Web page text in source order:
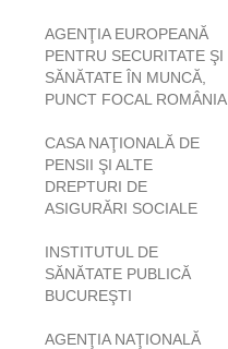
AGENŢIA EUROPEANĂ
PENTRU SECURITATE ŞI
SĂNĂTATE ÎN MUNCĂ,
PUNCT FOCAL ROMÂNIA
CASA NAŢIONALĂ DE
PENSII ŞI ALTE
DREPTURI DE
ASIGURĂRI SOCIALE
INSTITUTUL DE
SĂNĂTATE PUBLICĂ
BUCUREŞTI
AGENŢIA NAŢIONALĂ